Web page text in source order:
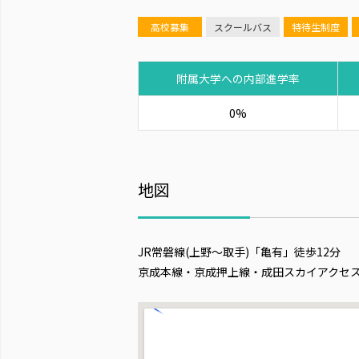
高校募集 スクールバス 特待生制度
附属大学への内部進学率
0%
地図
JR常磐線(上野～取手)「亀有」徒歩12分
京成本線・京成押上線・成田スカイアクセ